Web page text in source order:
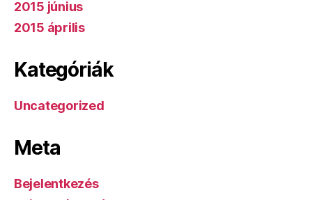
2015 június
2015 április
Kategóriák
Uncategorized
Meta
Bejelentkezés